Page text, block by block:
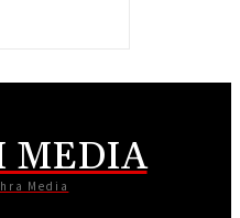
MEDIA
Media